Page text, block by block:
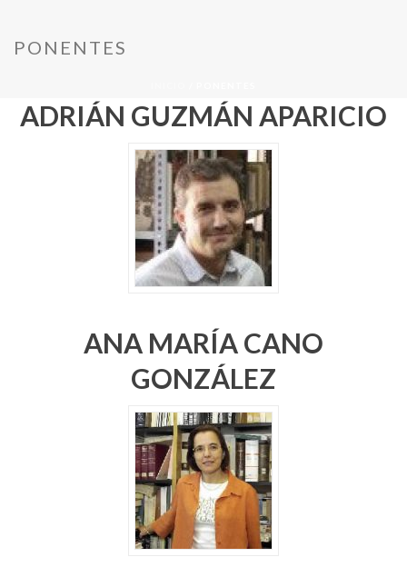
PONENTES
ADRIÁN GUZMÁN APARICIO
ANA MARÍA CANO
GONZÁLEZ